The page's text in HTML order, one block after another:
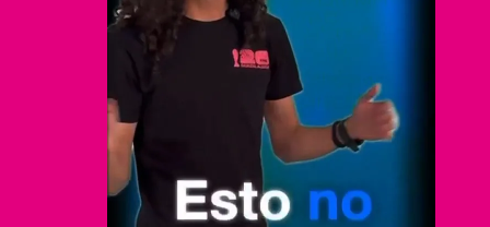
El Universal
Clase
De 10 sports